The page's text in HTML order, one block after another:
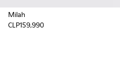
Milah
CLP159,990